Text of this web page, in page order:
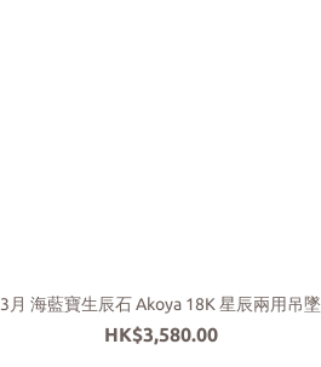
3月 海藍寶生辰石 Akoya 18K 星辰兩用吊墜
HK$3,580.00